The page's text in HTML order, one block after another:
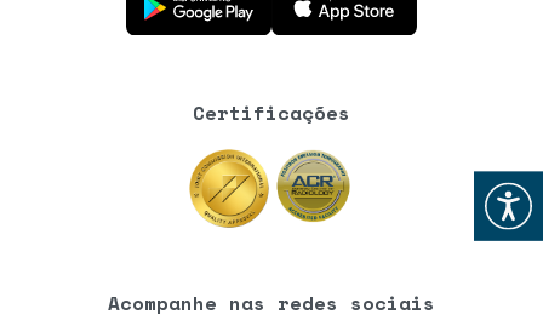
Abrir
Certificações
Acompanhe nas redes sociais